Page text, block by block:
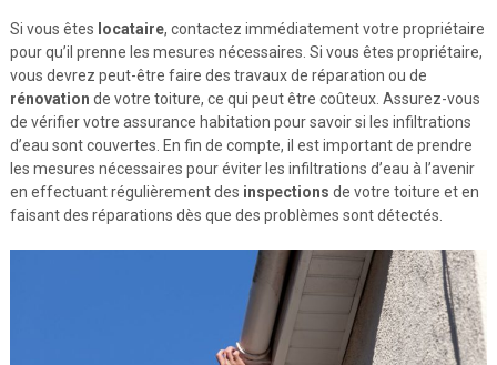
Si vous êtes locataire, contactez immédiatement votre propriétaire
pour qu’il prenne les mesures nécessaires. Si vous êtes propriétaire,
vous devrez peut-être faire des travaux de réparation ou de
rénovation de votre toiture, ce qui peut être coûteux. Assurez-vous
de vérifier votre assurance habitation pour savoir si les infiltrations
d’eau sont couvertes. En fin de compte, il est important de prendre
les mesures nécessaires pour éviter les infiltrations d’eau à l’avenir
en effectuant régulièrement des inspections de votre toiture et en
faisant des réparations dès que des problèmes sont détectés.